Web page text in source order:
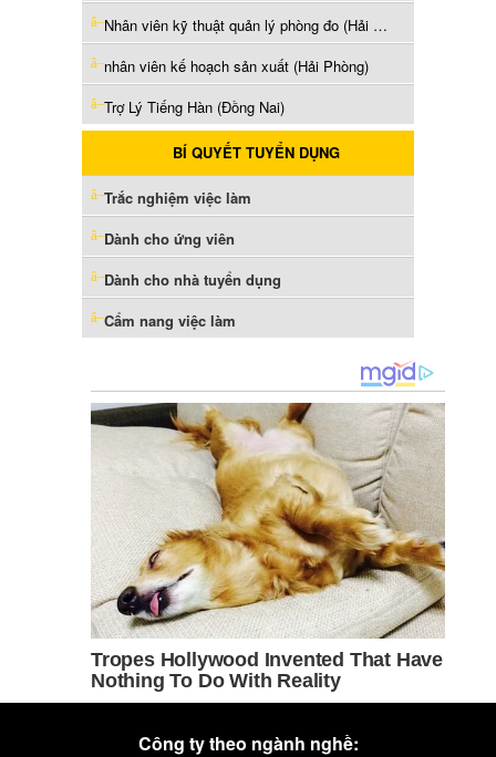
Nhân viên kỹ thuật quản lý phòng đo (Hải Phòng)
nhân viên kế hoạch sản xuất (Hải Phòng)
Trợ Lý Tiếng Hàn (Đồng Nai)
BÍ QUYẾT TUYỂN DỤNG
Trắc nghiệm việc làm
Dành cho ứng viên
Dành cho nhà tuyển dụng
Cẩm nang việc làm
Công ty theo ngành nghề: